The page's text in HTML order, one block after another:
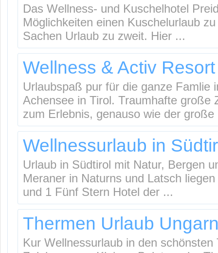
Das Wellness- und Kuschelhotel
Möglichkeiten einen Kuschelurlaub
Sachen Urlaub zu zweit. Hier ...
Wellness & Activ
Urlaubspaß pur für die ganze Famlie
Achensee in Tirol. Traumhafte große
zum Erlebnis, genauso wie der große
Wellnessurlaub in
Urlaub in Südtirol mit Natur, Bergen
Meraner in Naturns und Latsch
und 1 Fünf Stern Hotel der ...
Thermen Urlaub
Kur Wellnessurlaub in den